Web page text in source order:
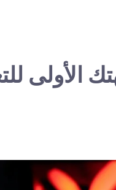
الأولى